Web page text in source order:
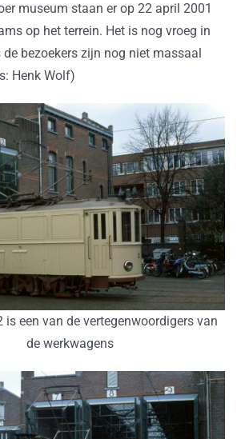
museum staan er op 22 april 2001
op het terrein. Het is nog vroeg in
bezoekers zijn nog niet massaal
Henk Wolf)
is een van de vertegenwoordigers van
de werkwagens